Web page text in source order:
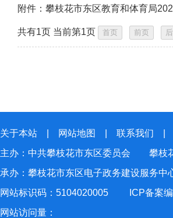
附件：攀枝花市东区教育和体育局
共有1页 当前第1页
关于本站 网站地图 联系我们
主办：中共攀枝花市东区委员会 攀枝
承办：攀枝花市东区电子政务建设服务
网站标识码：5104020005
ICP备案
网站访问量：